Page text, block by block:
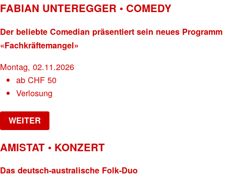
FABIAN UNTEREGGER • COMEDY
Der beliebte Comedian präsentiert sein neues Programm
«Fachkräftemangel»
Montag, 02.11.2026
abCHF 50
Verlosung
WEITER
AMISTAT • KONZERT
Das deutsch-australische Folk-Duo